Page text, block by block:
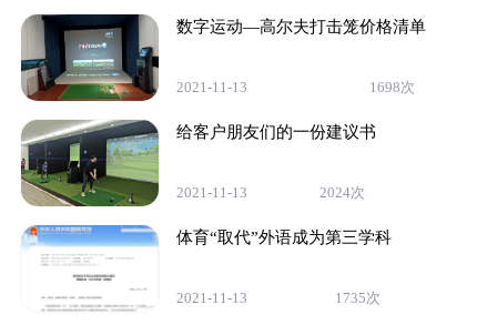
数字运动—高尔夫打击笼价格清单
2021-11-13 1698次
给客户朋友们的一份建议书
2021-11-13 2024次
体育“取代”外语成为第三学科
2021-11-13 1735次